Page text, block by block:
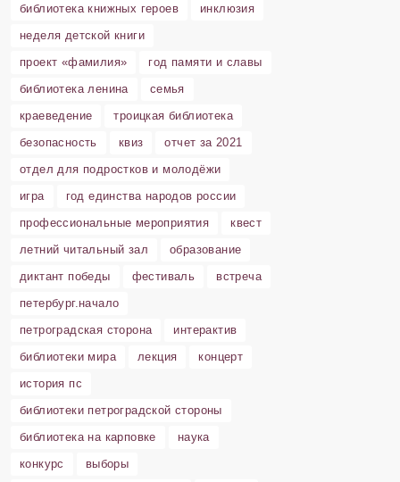
библиотека книжных героев
инклюзия
неделя детской книги
проект «фамилия»
год памяти и славы
библиотека ленина
семья
краеведение
троицкая библиотека
безопасность
квиз
отчет за 2021
отдел для подростков и молодёжи
игра
год единства народов россии
профессиональные мероприятия
квест
летний читальный зал
образование
диктант победы
фестиваль
встреча
петербург.начало
петроградская сторона
интерактив
библиотеки мира
лекция
концерт
история пс
библиотеки петроградской стороны
библиотека на карповке
наука
конкурс
выборы